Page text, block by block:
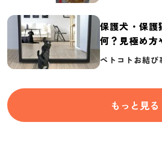
保護犬・保護
何？見極め方
要なものを紹
ペトコトお結び
もっと見る